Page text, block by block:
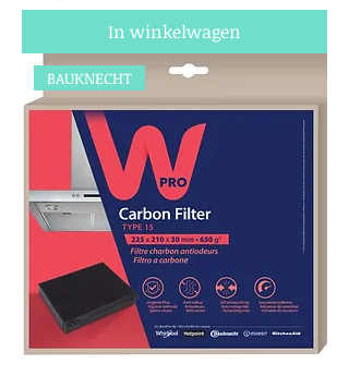
In winkelwagen
BAUKNECHT